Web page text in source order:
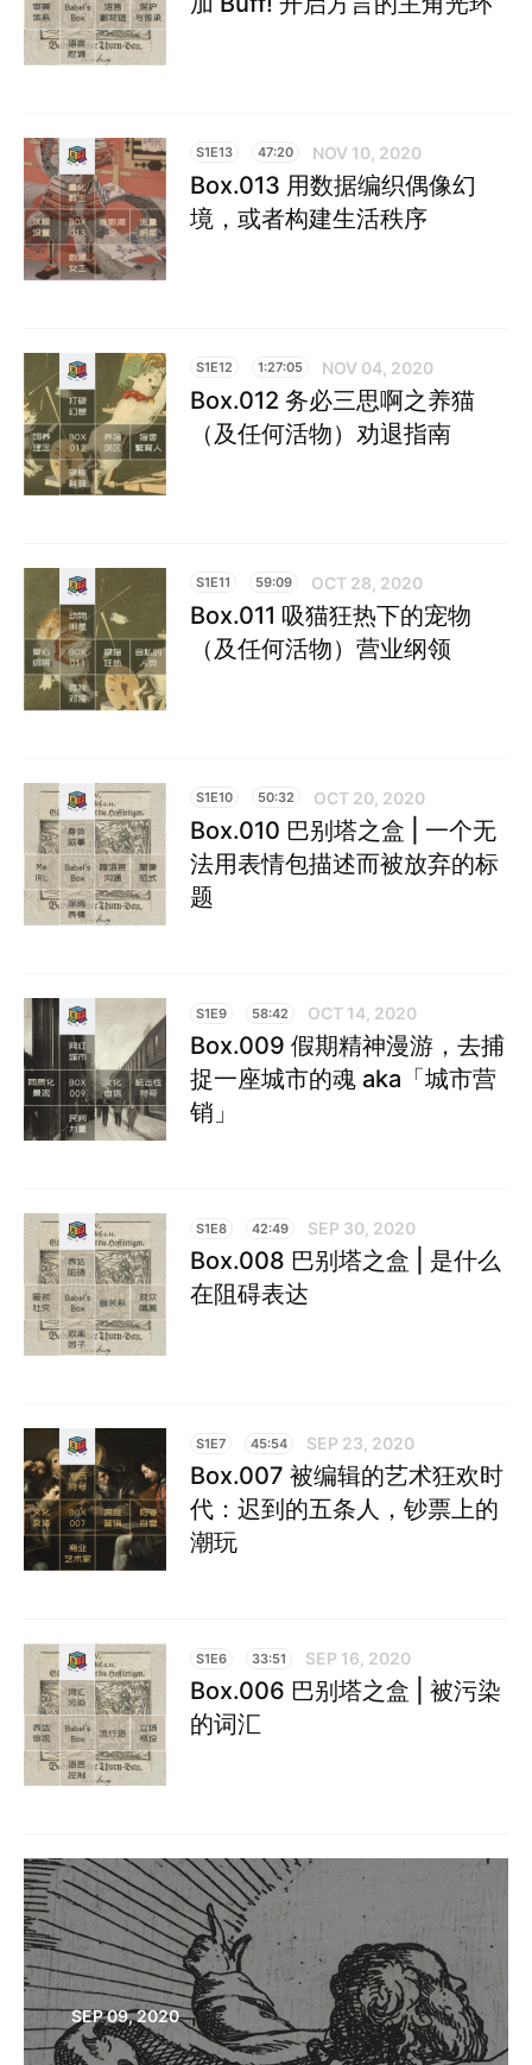
S1E13 47:20 NOV 10, 2020
Box.013 用数据编织偶像幻
境，或者构建生活秩序
S1E12 1:27:05 NOV 04, 2020
Box.012 务必三思啊之养猫
（及任何活物）劝退指南
S1E11 59:09 OCT 28, 2020
Box.011 吸猫狂热下的宠物
（及任何活物）营业纲领
S1E10 50:32 OCT 20, 2020
Box.010 巴别塔之盒 | 一个无
法用表情包描述而被放弃的标
题
S1E9 58:42 OCT 14, 2020
Box.009 假期精神漫游，去捕
捉一座城市的魂 aka「城市营
销」
S1E8 42:49 SEP 30, 2020
Box.008 巴别塔之盒 | 是什么
在阻碍表达
S1E7 45:54 SEP 23, 2020
Box.007 被编辑的艺术狂欢时
代：迟到的五条人，钞票上的
潮玩
S1E6 33:51 SEP 16, 2020
Box.006 巴别塔之盒 | 被污染
的词汇
SEP 09, 2020